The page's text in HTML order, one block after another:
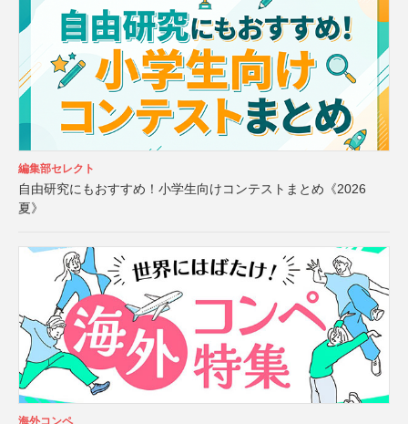
編集部セレクト
自由研究にもおすすめ！小学生向けコンテストまとめ《2026
夏》